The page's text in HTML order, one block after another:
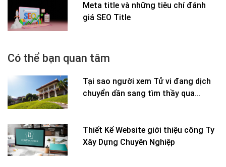
Meta title và những tiêu chí đánh
giá SEO Title
Có thể bạn quan tâm
Tại sao người xem Tử vi đang dịch
chuyển dần sang tìm thầy qua
Thiết Kế Website giới thiệu công Ty
Xây Dựng Chuyên Nghiệp